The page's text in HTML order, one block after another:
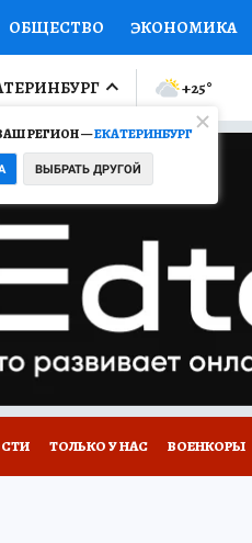
ОБЩЕСТВО ЭКОНОМИКА
ПРОИСШЕСТВИЯ
МИР Я ЗНАЮ
СЕРИАЛЫ
КОЛЛЕКЦИИ КОНКУРСЫ
РЕГИОН —ЕКАТЕРИНБУРГ
ВЫБРАТЬ ДРУГОЙ
+25°
ТОЛЬКО У НАС ВОЕНКОРЫ